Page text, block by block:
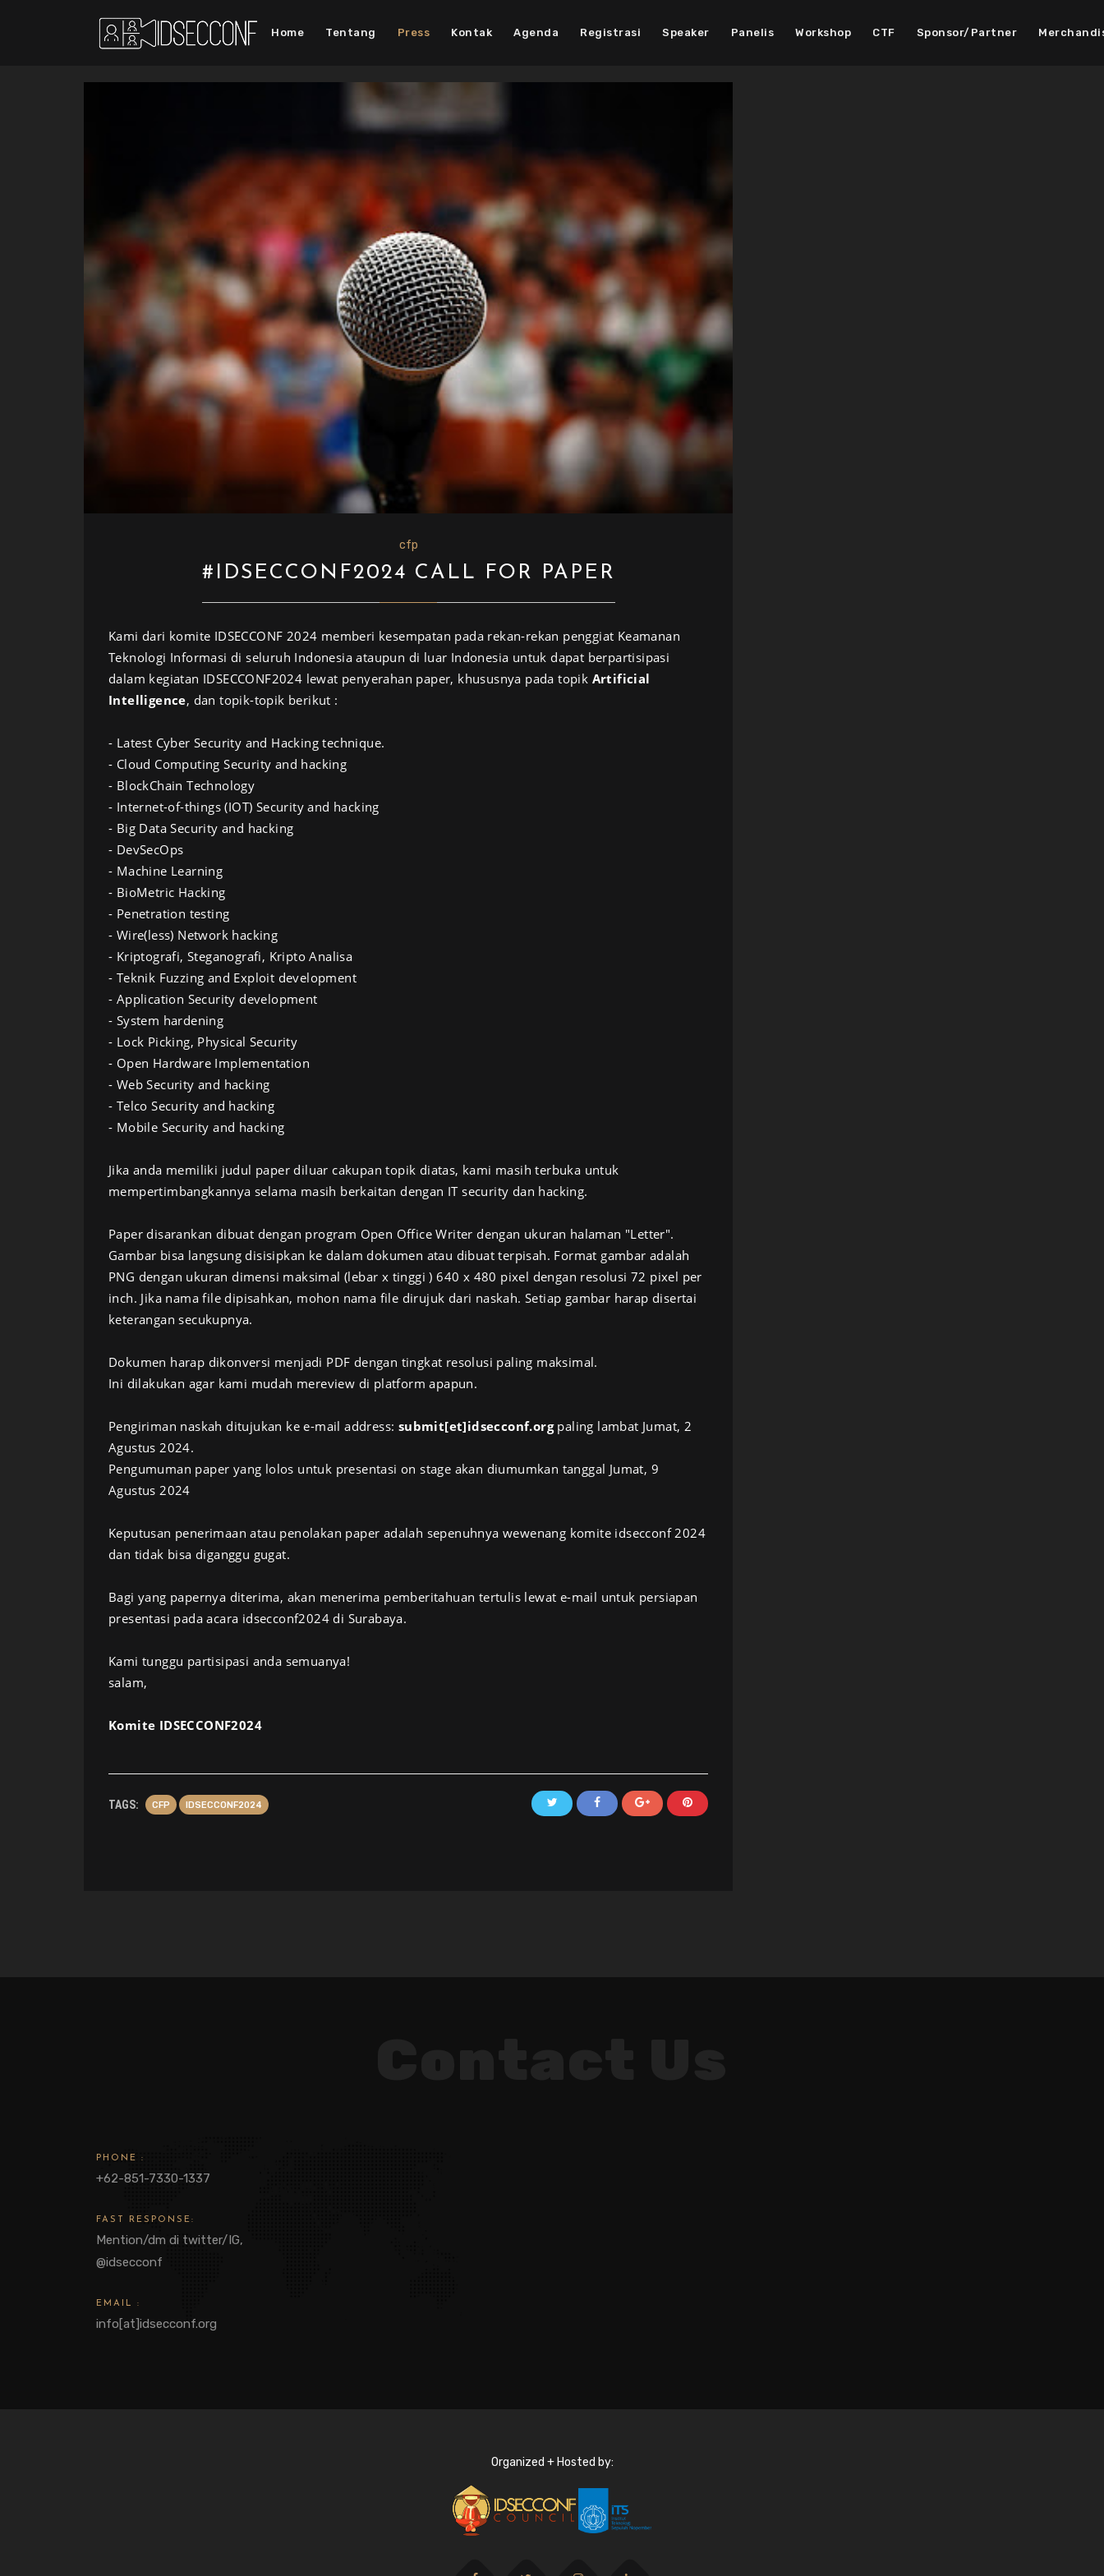
Home Tentang Press Kontak Agenda Registrasi Speaker Panelis Workshop CTF Sponsor/Partner
cfp
#IDSECCONF2024 CALL FOR PAPER
Kami dari komite IDSECCONF 2024 memberi kesempatan pada rekan-rekan penggiat Keamanan
Teknologi Informasi di seluruh Indonesia ataupun di luar Indonesia untuk dapat berpartisipasi
dalam kegiatan IDSECCONF2024 lewat penyerahan paper, khususnya pada topik Artificial
Intelligence, dan topik-topik berikut :
- Latest Cyber Security and Hacking technique.
- Cloud Computing Security and hacking
- BlockChain Technology
- Internet-of-things (IOT) Security and hacking
- Big Data Security and hacking
- DevSecOps
- Machine Learning
- BioMetric Hacking
- Penetration testing
- Wire(less) Network hacking
- Kriptografi, Steganografi, Kripto Analisa
- Teknik Fuzzing and Exploit development
- Application Security development
- System hardening
- Lock Picking, Physical Security
- Open Hardware Implementation
- Web Security and hacking
- Telco Security and hacking
- Mobile Security and hacking
Jika anda memiliki judul paper diluar cakupan topik diatas, kami masih terbuka untuk
mempertimbangkannya selama masih berkaitan dengan IT security dan hacking.
Paper disarankan dibuat dengan program Open Office Writer dengan ukuran halaman "Letter".
Gambar bisa langsung disisipkan ke dalam dokumen atau dibuat terpisah. Format gambar adalah
PNG dengan ukuran dimensi maksimal (lebar x tinggi ) 640 x 480 pixel dengan resolusi 72 pixel per
inch. Jika nama file dipisahkan, mohon nama file dirujuk dari naskah. Setiap gambar harap disertai
keterangan secukupnya.
Dokumen harap dikonversi menjadi PDF dengan tingkat resolusi paling maksimal.
Ini dilakukan agar kami mudah mereview di platform apapun.
Pengiriman naskah ditujukan ke e-mail address: submit[et]idsecconf.orgpaling lambat Jumat, 2
Agustus 2024.
Pengumuman paper yang lolos untuk presentasi on stage akan diumumkan tanggal Jumat, 9
Agustus 2024
Keputusan penerimaan atau penolakan paper adalah sepenuhnya wewenang komite idsecconf 2024
dan tidak bisa diganggu gugat.
Bagi yang papernya diterima, akan menerima pemberitahuan tertulis lewat e-mail untuk persiapan
presentasi pada acara idsecconf2024 di Surabaya.
Kami tunggu partisipasi anda semuanya!
salam,
Komite IDSECCONF2024
TAGS: CFP IDSECCONF2024
PHONE :
+62-851-7330-1337
FAST RESPONSE:
Mention/dm di twitter/IG,
@idsecconf
EMAIL :
info[at]idsecconf.org
Organized + Hosted by: